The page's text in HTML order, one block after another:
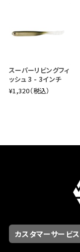
スーパーリビングフィ
ッシュ 3 - 3インチ
¥1,320（税込）
カスタマーサービス